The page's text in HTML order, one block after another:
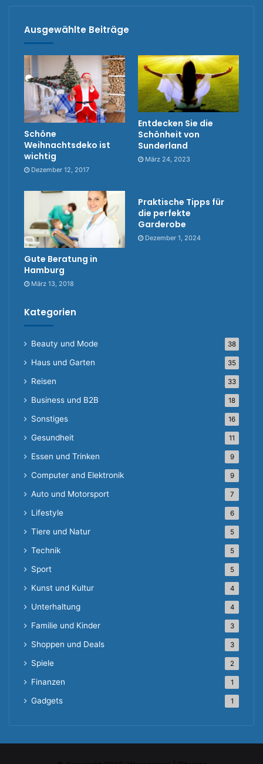
Ausgewählte Beiträge
Schöne
Weihnachtsdeko ist
wichtig
Dezember 12, 2017
Entdecken Sie die
Schönheit von
Sunderland
März 24, 2023
Gute Beratung in
Hamburg
März 13, 2018
Praktische Tipps für
die perfekte
Garderobe
Dezember 1, 2024
Kategorien
Beauty und Mode 38
Haus und Garten 35
Reisen 33
Business und B2B 18
Sonstiges 16
Gesundheit 11
Essen und Trinken 9
Computer and Elektronik 9
Auto und Motorsport 7
Lifestyle 6
Tiere und Natur 5
Technik 5
Sport 5
Kunst und Kultur 4
Unterhaltung 4
Familie und Kinder 3
Shoppen und Deals 3
Spiele 2
Finanzen 1
Gadgets 1